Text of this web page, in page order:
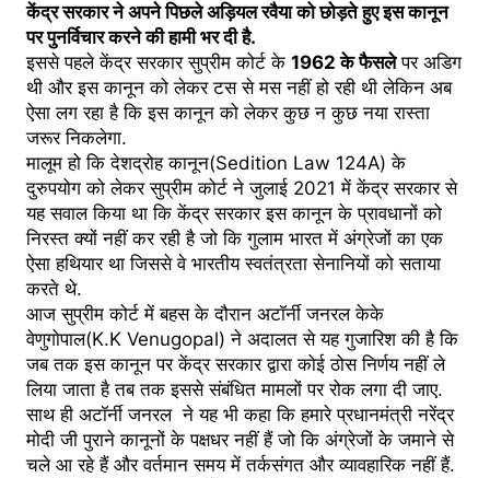
केंद्र सरकार ने अपने पिछले अड़ियल रवैया को छोड़ते हुए इस कानून
पर पुनर्विचार करने की हामी भर दी है.
इससे पहले केंद्र सरकार सुप्रीम कोर्ट के 1962 के फैसलेपर अडिग
थी और इस कानून को लेकर टस से मस नहीं हो रही थी लेकिन अब
ऐसा लग रहा है कि इस कानून को लेकर कुछ न कुछ नया रास्ता
जरूर निकलेगा.
मालूम हो कि देशद्रोह कानून(Sedition Law 124A) के
दुरुपयोग को लेकर सुप्रीम कोर्ट ने जुलाई 2021 में केंद्र सरकार से
यह सवाल किया था कि केंद्र सरकार इस कानून के प्रावधानों को
निरस्त क्यों नहीं कर रही है जो कि गुलाम भारत में अंग्रेजों का एक
ऐसा हथियार था जिससे वे भारतीय स्वतंत्रता सेनानियों को सताया
करते थे.
आज सुप्रीम कोर्ट में बहस के दौरान अटॉर्नी जनरल केके
वेणुगोपाल(K.K Venugopal) ने अदालत से यह गुजारिश की है कि
जब तक इस कानून पर केंद्र सरकार द्वारा कोई ठोस निर्णय नहीं ले
लिया जाता है तब तक इससे संबंधित मामलों पर रोक लगा दी जाए.
साथ ही अटॉर्नी जनरल ने यह भी कहा कि हमारे प्रधानमंत्री नरेंद्र
मोदी जी पुराने कानूनों के पक्षधर नहीं हैं जो कि अंग्रेजों के जमाने से
चले आ रहे हैं और वर्तमान समय में तर्कसंगत और व्यावहारिक नहीं हैं.